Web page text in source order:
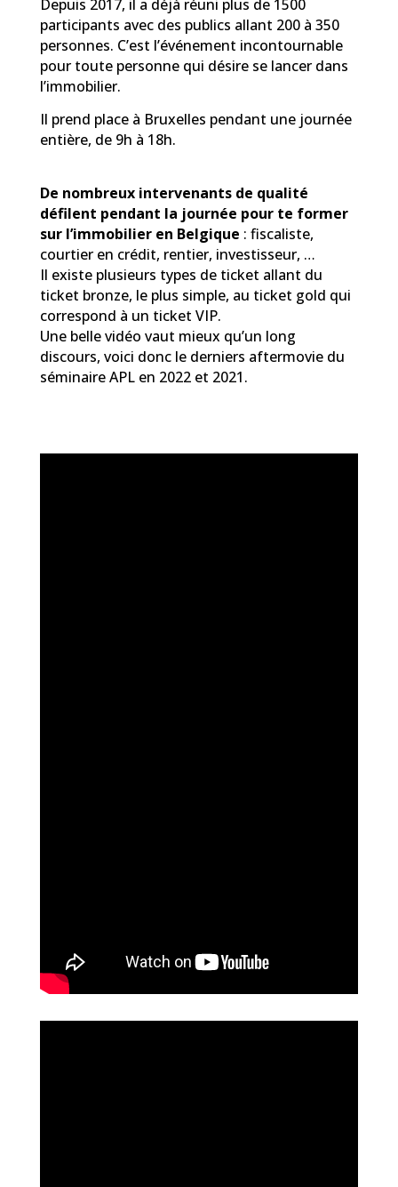
Depuis 2017, il a déjà réuni plus de 1500
participants avec des publics allant 200 à 350
personnes. C’est l’événement incontournable
pour toute personne qui désire se lancer dans
l’immobilier.
Il prend place à Bruxelles pendant une journée
entière, de 9h à 18h.
De nombreux intervenants de qualité
défilent pendant la journée pour te former
sur l’immobilier en Belgique : fiscaliste,
courtier en crédit, rentier, investisseur, …
Il existe plusieurs types de ticket allant du
ticket bronze, le plus simple, au ticket gold qui
correspond à un ticket VIP.
Une belle vidéo vaut mieux qu’un long
discours, voici donc le derniers aftermovie du
séminaire APL en 2022 et 2021.